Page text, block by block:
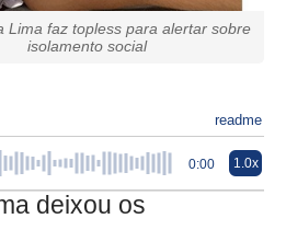
Lima faz topless para alertar sobre
isolamento social
readme
0:00 1.0x
deixou os